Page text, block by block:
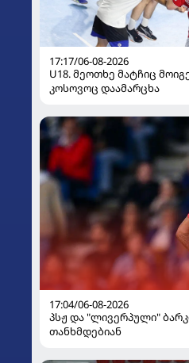
17:17/06-08-2026
U18. მეოთხე მატჩიც
კოსოვოც დაამარცხა
17:04/06-08-2026
პსჟ და "ლივერპული"
თანხმდებიან